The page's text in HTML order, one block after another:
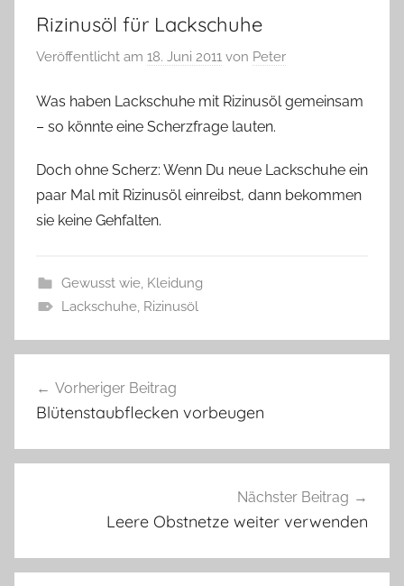
Rizinusöl für Lackschuhe
Veröffentlicht am 18. Juni 2011 von Peter
Was haben Lackschuhe mit Rizinusöl gemeinsam
– so könnte eine Scherzfrage lauten.
Doch ohne Scherz: Wenn Du neue Lackschuhe ein
paar Mal mit Rizinusöl einreibst, dann bekommen
sie keine Gehfalten.
Gewusst wie, Kleidung
Lackschuhe, Rizinusöl
Vorheriger Beitrag
Blütenstaubflecken vorbeugen
Nächster Beitrag
Leere Obstnetze weiter verwenden